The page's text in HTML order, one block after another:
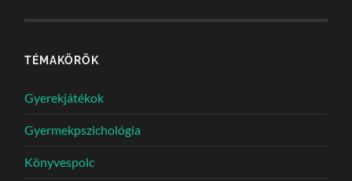
TÉMAKÖRÖK
Gyerekjátékok
Gyermekpszichológia
Könyvespolc